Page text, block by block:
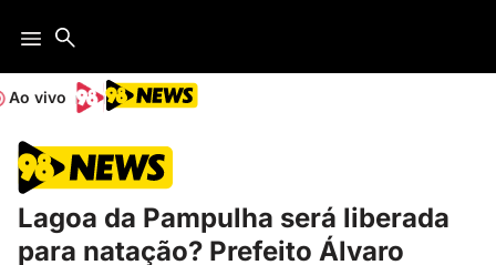
Ao vivo
Lagoa da Pampulha será liberada
para natação? Prefeito Álvaro